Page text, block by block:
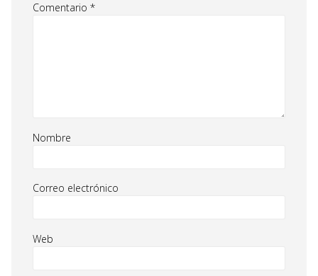
Comentario *
Nombre
Correo electrónico
Web